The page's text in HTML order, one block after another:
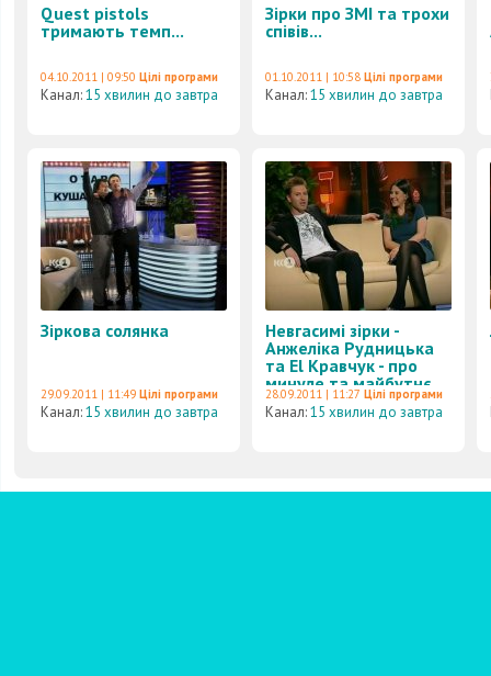
Quest pistols
тримають темп...
04.10.2011 | 09:50 Цілі програми
Канал:15 хвилин до завтра
Зірки про ЗМІ та трохи
співів...
01.10.2011 | 10:58 Цілі програми
Канал:15 хвилин до завтра
Зіркова солянка
29.09.2011 | 11:49 Цілі програми
Канал:15 хвилин до завтра
Невгасимі зірки -
Анжеліка Рудницька
та El Кравчук - про
минуле та майбутнє...
28.09.2011 | 11:27 Цілі програми
Канал:15 хвилин до завтра